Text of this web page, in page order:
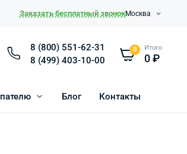
Заказать бесплатный звонокМосква
8 (800) 551-62-31
8 (499) 403-10-00
0 Итого
0₽
Блог Контакты